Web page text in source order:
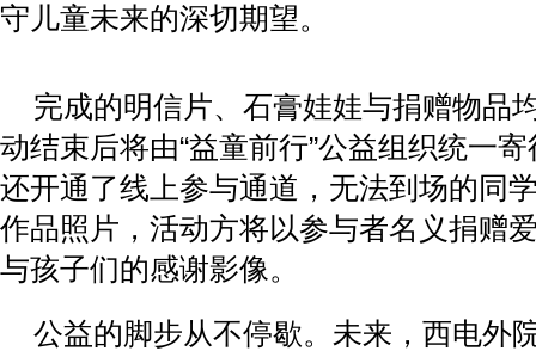
守儿童未来的深切期望。
完成的明信片、石膏娃娃与捐赠物品
动结束后将由“益童前行”公益组织统一
还开通了线上参与通道，无法到场的同
作品照片，活动方将以参与者名义捐赠
与孩子们的感谢影像。
公益的脚步从不停歇。未来，西电外